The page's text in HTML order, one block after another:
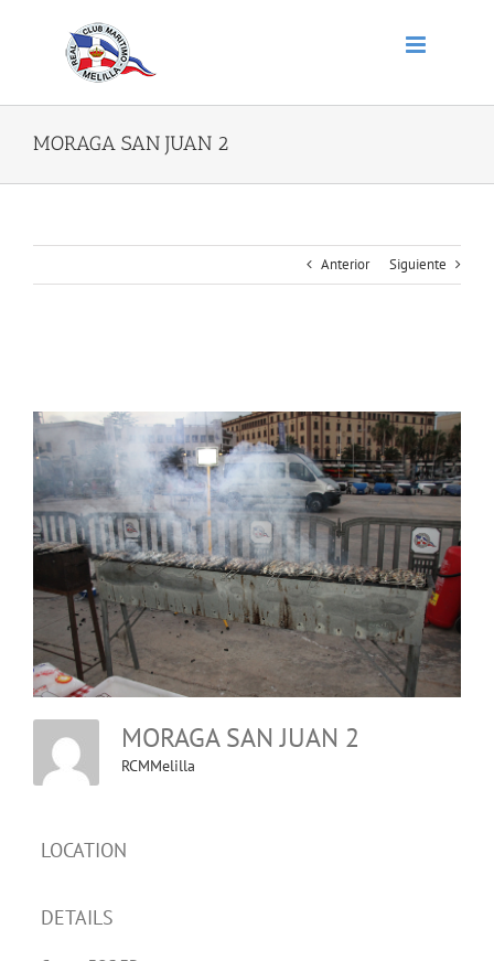
MORAGA SAN JUAN 2
Anterior Siguiente
MORAGA SAN JUAN 2
RCMMelilla
LOCATION
DETAILS